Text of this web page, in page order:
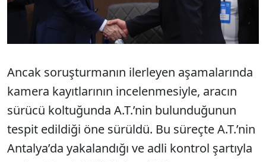
Ancak soruşturmanın ilerleyen aşamalarında
kamera kayıtlarının incelenmesiyle, aracın
sürücü koltuğunda A.T.’nin bulunduğunun
tespit edildiği öne sürüldü. Bu süreçte A.T.’nin
Antalya’da yakalandığı ve adli kontrol şartıyla